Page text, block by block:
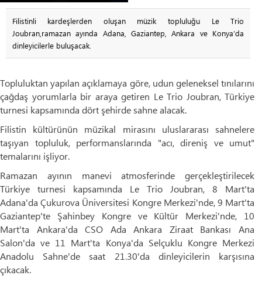
Filistinli kardeşlerden oluşan müzik topluluğu Le Trio
Joubran,ramazan ayında Adana, Gaziantep, Ankara ve Konya’da
dinleyicilerle buluşacak.
Topluluktan yapılan açıklamaya göre, udun geleneksel tınılarını
çağdaş yorumlarla bir araya getiren Le Trio Joubran, Türkiye
turnesi kapsamında dört şehirde sahne alacak.
Filistin kültürünün müzikal mirasını uluslararası sahnelere
taşıyan topluluk, performanslarında "acı, direniş ve umut"
temalarını işliyor.
Ramazan ayının manevi atmosferinde gerçekleştirilecek
Türkiye turnesi kapsamında Le Trio Joubran, 8 Mart'ta
Adana'da Çukurova Üniversitesi Kongre Merkezi'nde, 9 Mart'ta
Gaziantep'te Şahinbey Kongre ve Kültür Merkezi'nde, 10
Mart'ta Ankara'da CSO Ada Ankara Ziraat Bankası Ana
Salon'da ve 11 Mart'ta Konya'da Selçuklu Kongre Merkezi
Anadolu Sahne'de saat 21.30'da dinleyicilerin karşısına
çıkacak.